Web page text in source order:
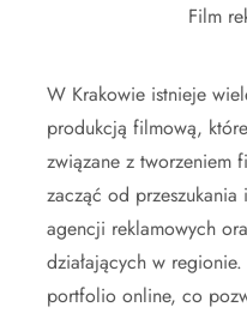
Film
W Krakowie istnieje
produkcją filmową,
związane z tworzeniem
zacząć od
agencji reklamowych
działających w
portfolio online, co